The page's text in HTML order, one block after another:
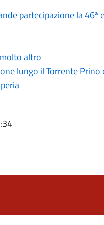
partecipazione la
altro
lungo il Torrente